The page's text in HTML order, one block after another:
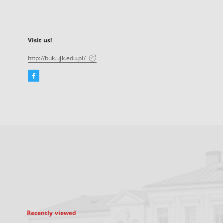
Visit us!
http://buk.ujk.edu.pl/
Facebook
Recently viewed